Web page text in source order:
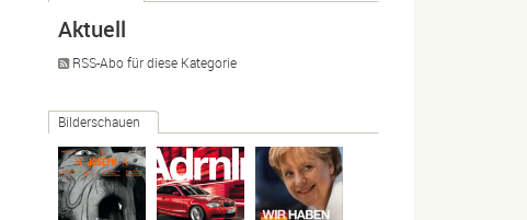
Aktuell
RSS-Abo für diese Kategorie
Bilderschauen